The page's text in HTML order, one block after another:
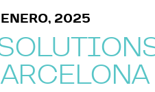
2025